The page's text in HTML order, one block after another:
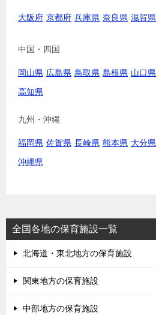
大阪府 京都府 兵庫県 奈良県 滋賀県
中国・四国
岡山県 広島県 鳥取県 島根県 山口県
高知県
九州・沖縄
福岡県 佐賀県 長崎県 熊本県 大分県
沖縄県
全国各地の保育施設一覧
北海道・東北地方の保育施設
関東地方の保育施設
中部地方の保育施設